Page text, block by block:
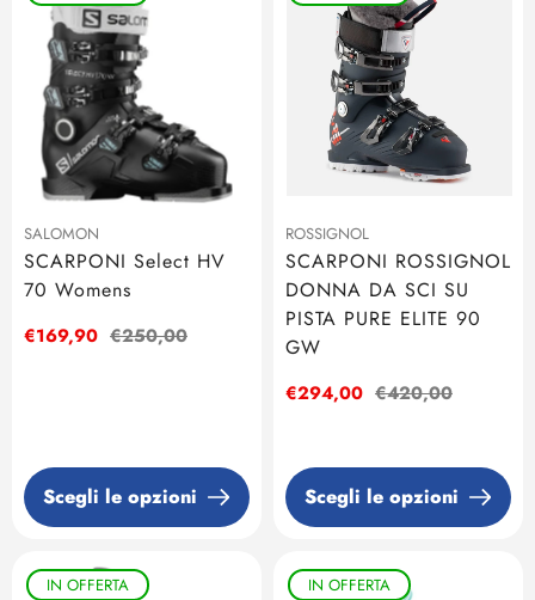
SALOMON
SCARPONI Select HV
70 Womens
Prezzo
€169,90 Prezzo
€250,00
Scegli le opzioni
ROSSIGNOL
SCARPONI ROSSIGNOL
DONNA DA SCI SU
PISTA PURE ELITE 90
GW
Prezzo
€294,00 Prezzo
€420,00
Scegli le opzioni
IN OFFERTA IN OFFERTA